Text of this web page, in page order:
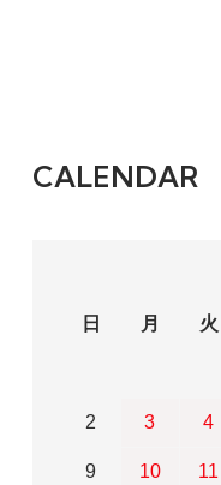
CALENDAR
日
月 火
2 3 4
9 10 11